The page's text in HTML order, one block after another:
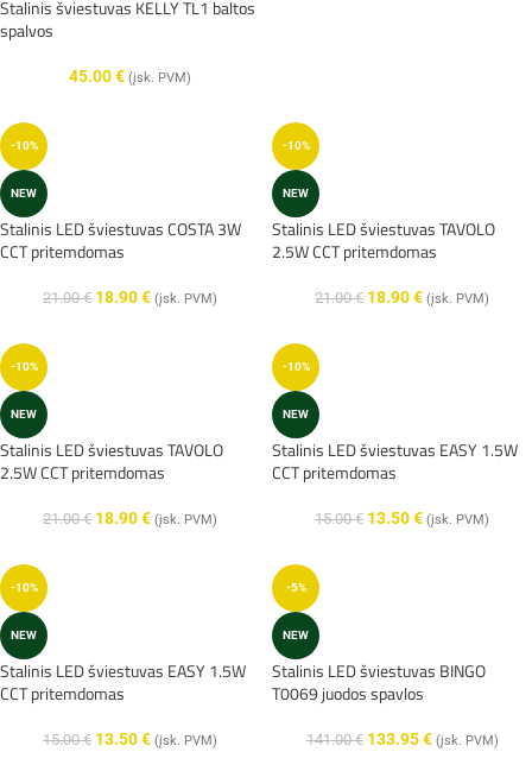
Stalinis šviestuvas KELLY TL1 baltos
spalvos
45.00€ (įsk. PVM)
-10%
NEW
Stalinis LED šviestuvas COSTA 3W
CCT pritemdomas
21.00€ 18.90€ (įsk. PVM)
-10%
NEW
Stalinis LED šviestuvas TAVOLO
2.5W CCT pritemdomas
21.00€ 18.90€ (įsk. PVM)
-10%
NEW
Stalinis LED šviestuvas TAVOLO
2.5W CCT pritemdomas
21.00€ 18.90€ (įsk. PVM)
-10%
NEW
Stalinis LED šviestuvas EASY 1.5W
CCT pritemdomas
15.00€ 13.50€ (įsk. PVM)
-10%
NEW
Stalinis LED šviestuvas EASY 1.5W
CCT pritemdomas
15.00€ 13.50€ (įsk. PVM)
-5%
NEW
Stalinis LED šviestuvas BINGO
T0069 juodos spavlos
141.00€ 133.95€ (įsk. PVM)